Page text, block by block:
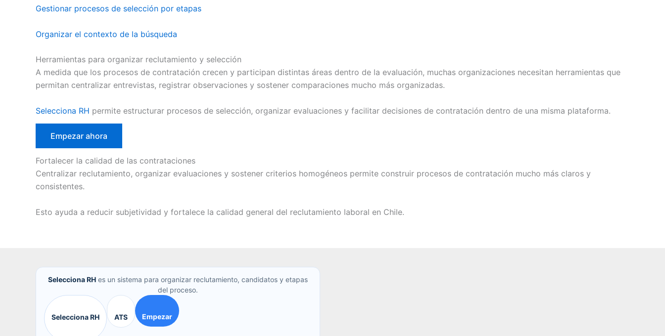
Gestionar procesos de selección por etapas
Organizar el contexto de la búsqueda
Herramientas para organizar reclutamiento y selección
A medida que los procesos de contratación crecen y participan distintas áreas dentro de la evaluación, muchas organizaciones necesitan herramientas que
permitan centralizar entrevistas, registrar observaciones y sostener comparaciones mucho más organizadas.
Selecciona RH permite estructurar procesos de selección, organizar evaluaciones y facilitar decisiones de contratación dentro de una misma plataforma.
Empezar ahora
Fortalecer la calidad de las contrataciones
Centralizar reclutamiento, organizar evaluaciones y sostener criterios homogéneos permite construir procesos de contratación mucho más claros y
consistentes.
Esto ayuda a reducir subjetividad y fortalece la calidad general del reclutamiento laboral en Chile.
Selecciona RH es un sistema para organizar reclutamiento, candidatos y etapas
del proceso.
Selecciona RH ATS Empezar